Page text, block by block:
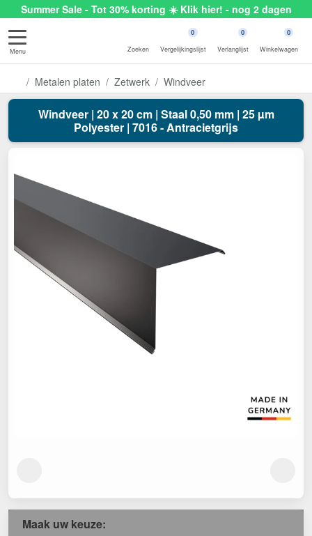
Summer Sale - Tot 30% korting ☀️ Klik hier! - nog 2 dagen
Menu Zoeken
0
Vergelijkingslijst
0
Verlanglijst
0
Winkelwagen
Metalen platen Zetwerk Windveer
Windveer | 20 x 20 cm | Staal 0,50 mm | 25 µm
Polyester | 7016 - Antracietgrijs
Maak uw keuze: